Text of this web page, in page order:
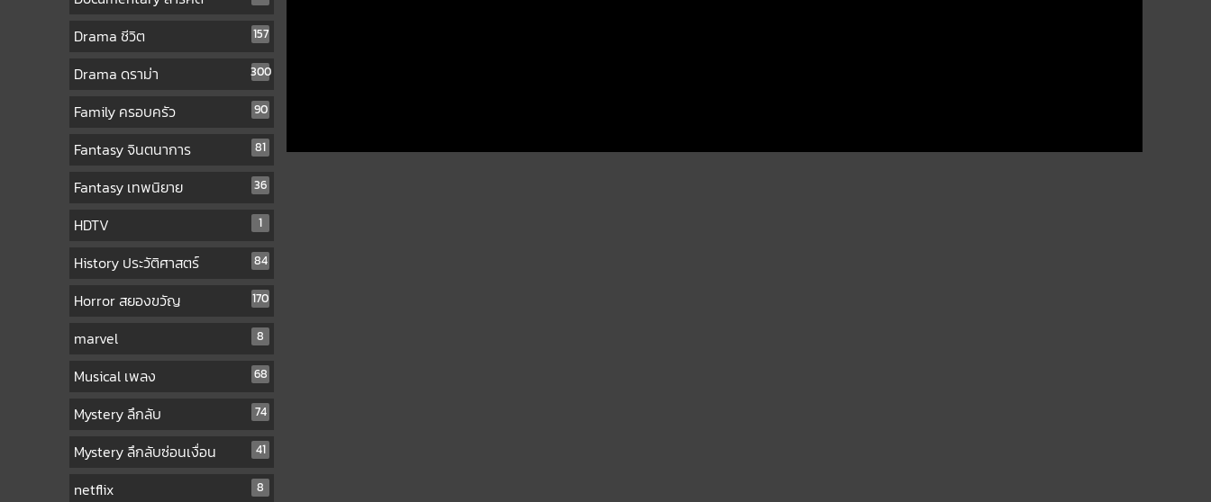
Drama ชีวิต 157
Drama ดราม่า 300
Family ครอบครัว 90
Fantasy จินตนาการ 81
Fantasy เทพนิยาย 36
HDTV 1
History ประวัติศาสตร์ 84
Horror สยองขวัญ 170
marvel 8
Musical เพลง 68
Mystery ลึกลับ 74
Mystery ลึกลับซ่อนเงื่อน 41
netflix 8